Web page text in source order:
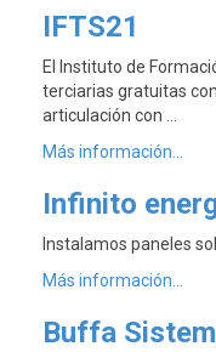
IFTS21
El Instituto de
terciarias gratuitas
articulación con …
Más información...
Infinito
Instalamos paneles
Más información...
Buffa